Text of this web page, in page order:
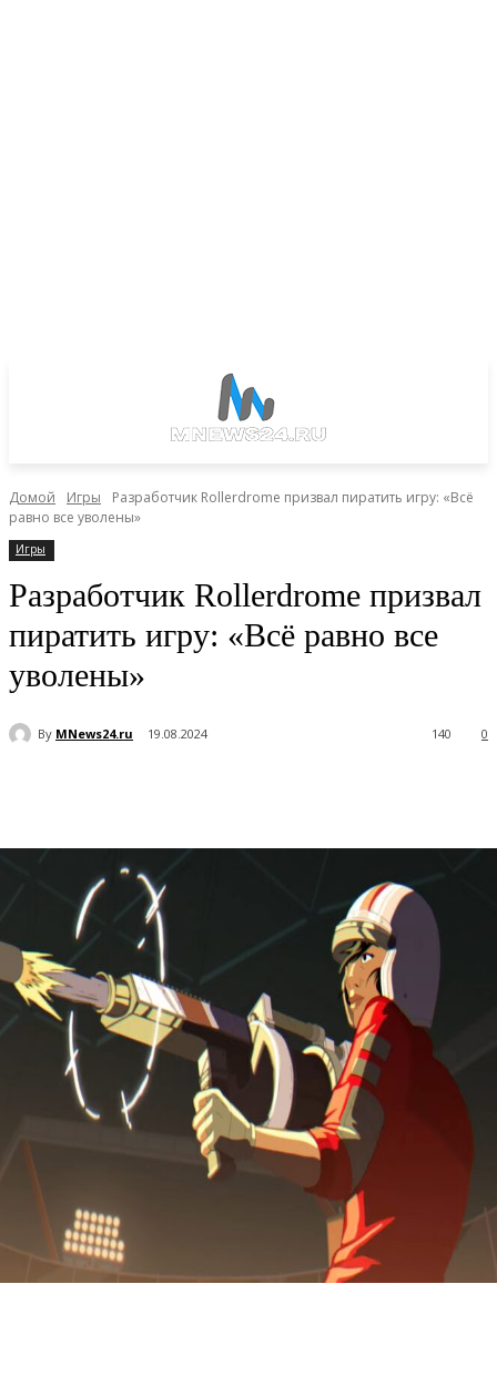
Домой Игры
Разработчик Rollerdrome призвал пиратить игру: «Всё
равно все уволены»
Игры
Разработчик Rollerdrome призвал
пиратить игру: «Всё равно все
уволены»
By MNews24.ru 19.08.2024 0
140